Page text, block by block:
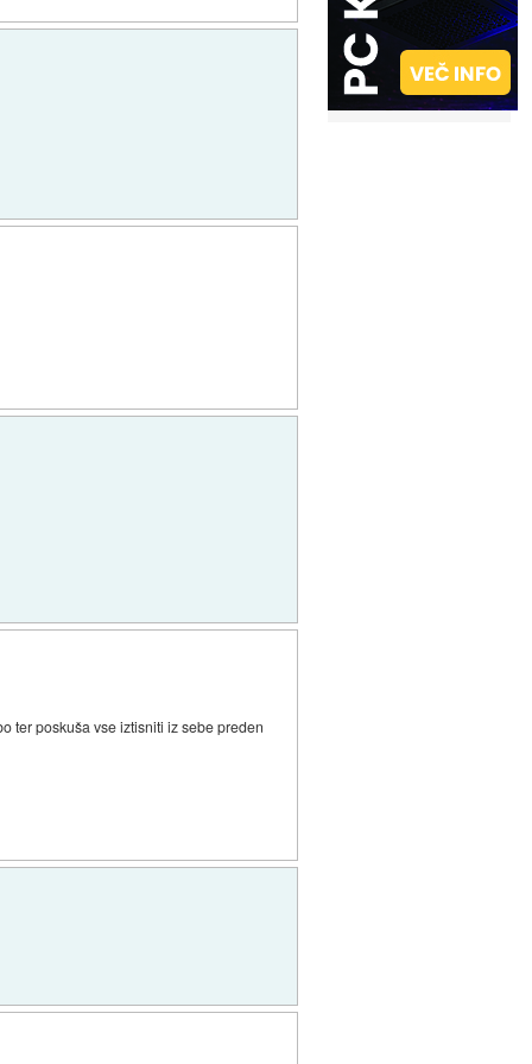
ter poskuša vse iztisniti iz sebe preden